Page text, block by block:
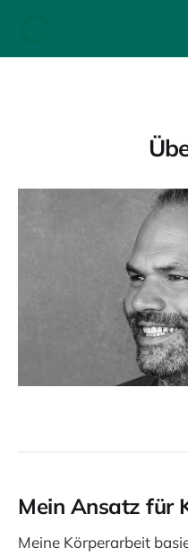
Mein Ansatz für
Meine Körperarbeit